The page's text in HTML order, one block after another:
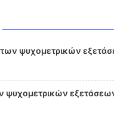
ψυχομετρικών
ψυχομετρικών